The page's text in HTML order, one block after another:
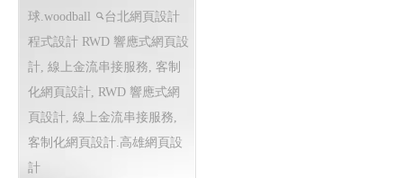
球.woodball
台北網頁設計
程式設計 RWD 響應式網頁設
計, 線上金流串接服務, 客制
化網頁設計, RWD 響應式網
頁設計, 線上金流串接服務,
客制化網頁設計.高雄網頁設
計